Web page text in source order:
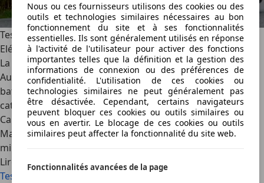
Test comparatif: Audi A3 Cabrio vs. BMW 1er Cabrio –
Elégance ou capacité de chargement ?
La concurrence entre les constructeurs bavarois, BMW et
Audi, se livre sur un nombre croissant de champs de
bataille. La dernière ligne de front en date se situe dans la
catégorie des compactes entre l’A3 Cabrio et la Série 1
Cabrio. Nous avons opposé en duel les deux bravaches.
Mario Hommen Photos: Michael Gebhardt·09/12/2008
min lus
Lire la suite
Test comparatif: Audi A3 Cabrio vs. BMW 1er Cabrio –
Nous ou ces fournisseurs utilisons des cookies ou des
outils et technologies similaires nécessaires au bon
fonctionnement du site et à ses fonctionnalités
essentielles. Ils sont généralement utilisés en réponse
à l'activité de l'utilisateur pour activer des fonctions
importantes telles que la définition et la gestion des
informations de connexion ou des préférences de
confidentialité. L'utilisation de ces cookies ou
technologies similaires ne peut généralement pas
être désactivée. Cependant, certains navigateurs
peuvent bloquer ces cookies ou outils similaires ou
vous en avertir. Le blocage de ces cookies ou outils
similaires peut affecter la fonctionnalité du site web.
Fonctionnalités avancées de la page